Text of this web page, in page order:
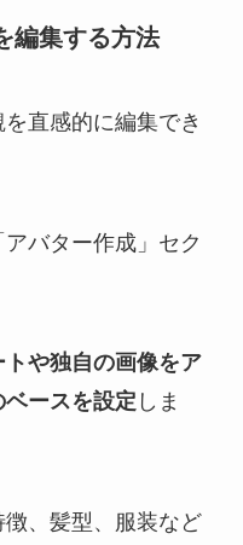
編集する方法
直感的に編集でき
バター作成」セク
や独自の画像をア
ースを設定 しま
、髪型、服装など